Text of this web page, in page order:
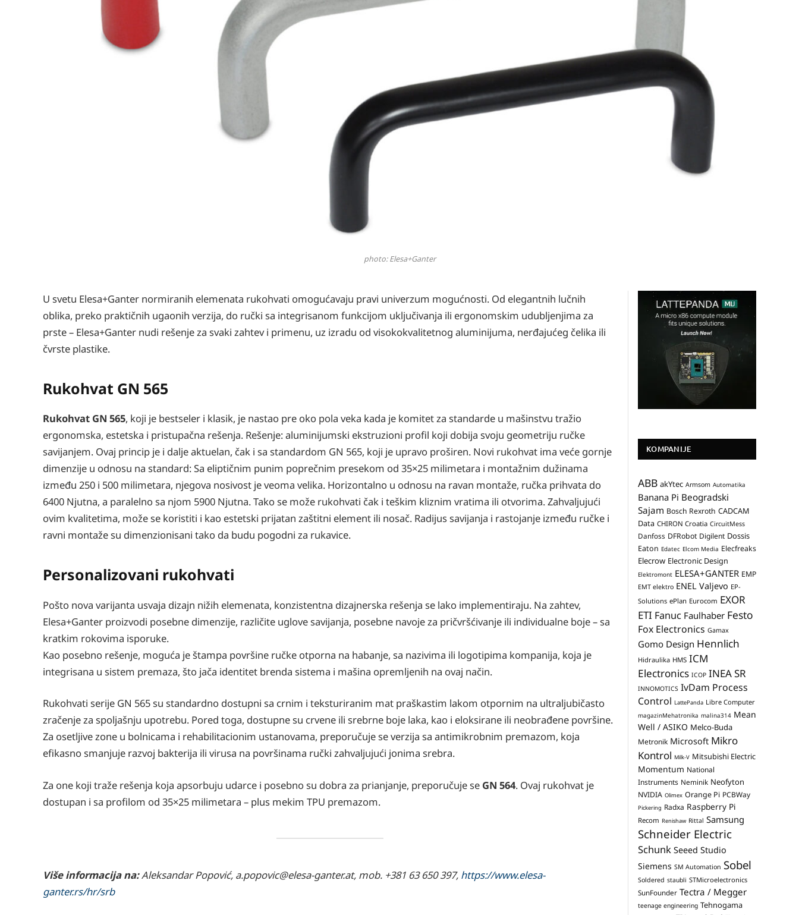
photo: Elesa+Ganter
U svetu Elesa+Ganter normiranih elemenata rukohvati omogućavaju pravi univerzum mogućnosti. Od elegantnih lučnih
oblika, preko praktičnih ugaonih verzija, do ručki sa integrisanom funkcijom uključivanja ili ergonomskim udubljenjima za
prste – Elesa+Ganter nudi rešenje za svaki zahtev i primenu, uz izradu od visokokvalitetnog aluminijuma, nerđajućeg čelika ili
čvrste plastike.
Rukohvat GN 565
Rukohvat GN 565, koji je bestseler i klasik, je nastao pre oko pola veka kada je komitet za standarde u mašinstvu tražio
ergonomska, estetska i pristupačna rešenja. Rešenje: aluminijumski ekstruzioni profil koji dobija svoju geometriju ručke
savijanjem. Ovaj princip je i dalje aktuelan, čak i sa standardom GN 565, koji je upravo proširen. Novi rukohvat ima veće gornje
dimenzije u odnosu na standard: Sa eliptičnim punim poprečnim presekom od 35×25 milimetara i montažnim dužinama
između 250 i 500 milimetara, njegova nosivost je veoma velika. Horizontalno u odnosu na ravan montaže, ručka prihvata do
6400 Njutna, a paralelno sa njom 5900 Njutna. Tako se može rukohvati čak i teškim kliznim vratima ili otvorima. Zahvaljujući
ovim kvalitetima, može se koristiti i kao estetski prijatan zaštitni element ili nosač. Radijus savijanja i rastojanje između ručke i
ravni montaže su dimenzionisani tako da budu pogodni za rukavice.
Personalizovani rukohvati
Pošto nova varijanta usvaja dizajn nižih elemenata, konzistentna dizajnerska rešenja se lako implementiraju. Na zahtev,
Elesa+Ganter proizvodi posebne dimenzije, različite uglove savijanja, posebne navoje za pričvršćivanje ili individualne boje – sa
kratkim rokovima isporuke.
Kao posebno rešenje, moguća je štampa površine ručke otporna na habanje, sa nazivima ili logotipima kompanija, koja je
integrisana u sistem premaza, što jača identitet brenda sistema i mašina opremljenih na ovaj način.
Rukohvati serije GN 565 su standardno dostupni sa crnim i teksturiranim mat praškastim lakom otpornim na ultraljubičasto
zračenje za spoljašnju upotrebu. Pored toga, dostupne su crvene ili srebrne boje laka, kao i eloksirane ili neobrađene površine.
Za osetljive zone u bolnicama i rehabilitacionim ustanovama, preporučuje se verzija sa antimikrobnim premazom, koja
efikasno smanjuje razvoj bakterija ili virusa na površinama ručki zahvaljujući jonima srebra.
Za one koji traže rešenja koja apsorbuju udarce i posebno su dobra za prianjanje, preporučuje se GN 564. Ovaj rukohvat je
dostupan i sa profilom od 35×25 milimetara – plus mekim TPU premazom.
Više informacija na:Aleksandar Popović, a.popovic@elesa-ganter.at, mob. +381 63 650 397, https://www.elesa-
ganter.rs/hr/srb
KOMPANIJE
ABB akYtec Armsom Automatika
Banana Pi Beogradski
Sajam Bosch Rexroth CADCAM
Data CHIRON Croatia CircuitMess
Danfoss DFRobot Digilent Dossis
Eaton Edatec Elcom Media Elecfreaks
Elecrow Electronic Design
Elektromont ELESA+GANTER EMP
EMT elektro ENEL Valjevo EP-
Solutions ePlan Eurocom EXOR
ETI Fanuc Faulhaber Festo
Fox Electronics Gamax
Gomo Design Hennlich
Hidraulika HMS ICM
Electronics ICOP INEA SR
INNOMOTICS IvDam Process
Control LattePanda Libre Computer
magazinMehatronika malina314 Mean
Well / ASIKO Melco-Buda
Metronik Microsoft Mikro
Kontrol Milk-V Mitsubishi Electric
Momentum National
Instruments Neminik Neofyton
NVIDIA Olimex Orange Pi PCBWay
Pickering Radxa Raspberry Pi
Recom Renishaw Rittal Samsung
Schneider Electric
Schunk Seeed Studio
Siemens SM Automation Sobel
Soldered staubli STMicroelectronics
SunFounder Tectra / Megger
teenage engineering Tehnogama